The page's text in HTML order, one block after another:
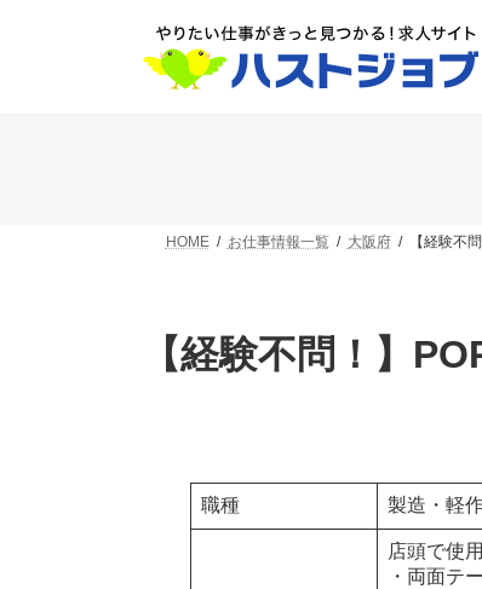
HOME お仕事情報一覧 大阪府 【経験不
【経験不問！】
職種 製造・軽
店頭で使
・両面テ